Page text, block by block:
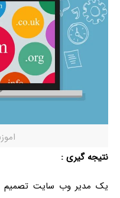
نتیجه گیری :
یک مدیر وب سایت تصمیم